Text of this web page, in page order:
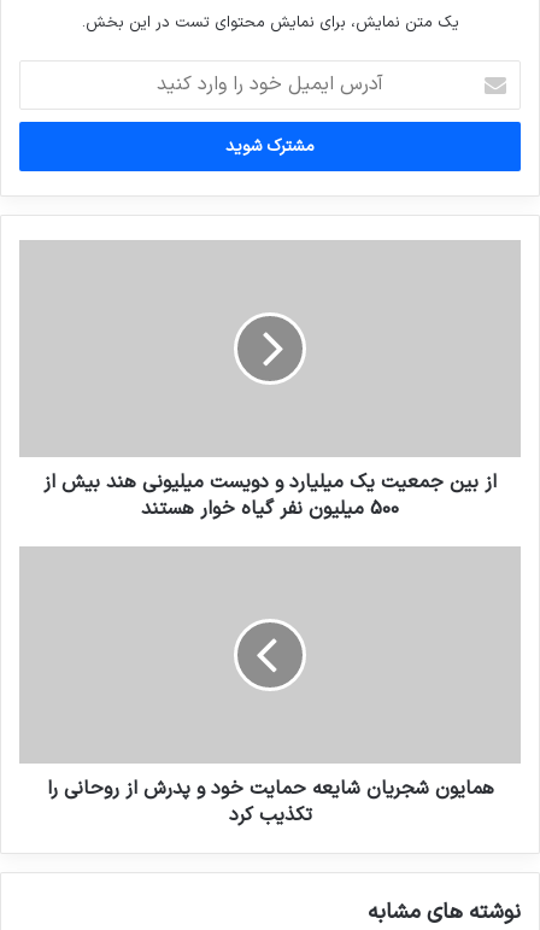
یک متن نمایش، برای نمایش محتوای تست در این بخش.
ایمیل
خود
وارد
کنید
از بين جمعيت يك ميليارد و دويست ميليونى هند بيش از
500 ميليون نفر گياه خوار هستند
همایون شجریان شایعه حمایت خود و پدرش از روحانی را
تکذیب کرد
نوشته های مشابه